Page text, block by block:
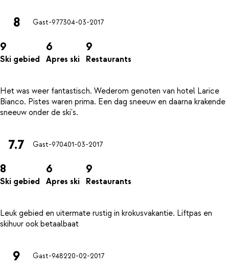
8 Gast-977304-03-2017
9
Ski gebied
6
Apres ski
9
Restaurants
Het was weer fantastisch. Wederom genoten van hotel Larice
Bianco. Pistes waren prima. Een dag sneeuw en daarna krakende
7.7 Gast-970401-03-2017
8
Ski gebied
6
Apres ski
9
Restaurants
Leuk gebied en uitermate rustig in krokusvakantie. Liftpas en
9 Gast-948220-02-2017